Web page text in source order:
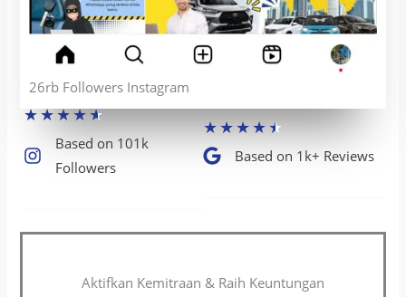
26rb Followers Instagram
★★★★★
Based on 101k
Followers​
★★★★★
Based on 1k+ Reviews​
Aktifkan Kemitraan & Raih Keuntungan